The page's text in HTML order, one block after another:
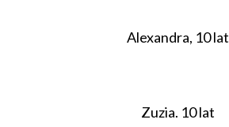
Alexandra, 10 lat
Zuzia. 10 lat